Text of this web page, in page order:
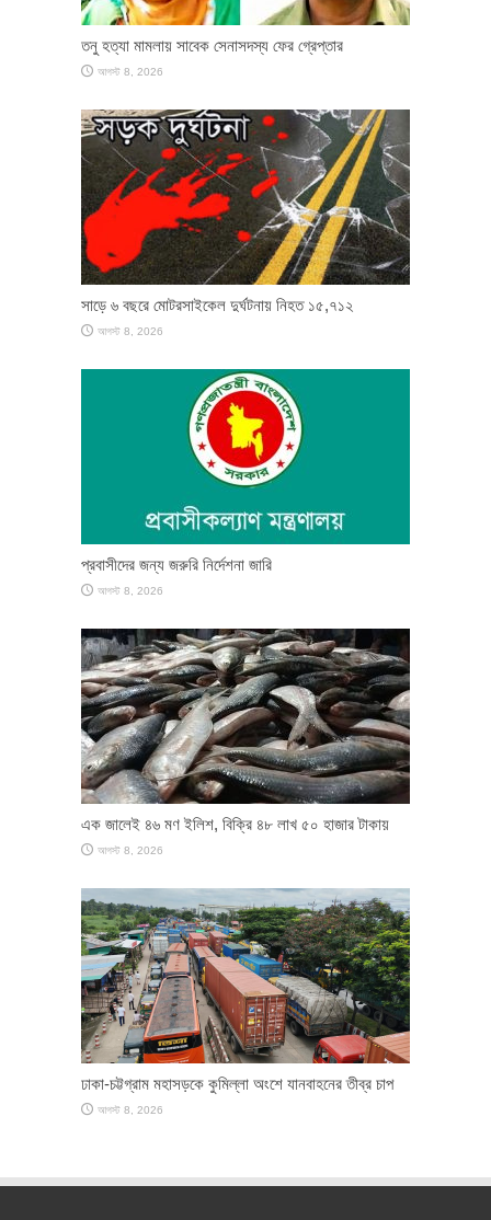
তনু হত্যা মামলায় সাবেক সেনাসদস্য ফের গ্রেপ্তার
আগস্ট 8, 2026
সাড়ে ৬ বছরে মোটরসাইকেল দুর্ঘটনায় নিহত ১৫,৭১২
আগস্ট 8, 2026
প্রবাসীদের জন্য জরুরি নির্দেশনা জারি
আগস্ট 8, 2026
এক জালেই ৪৬ মণ ইলিশ, বিক্রি ৪৮ লাখ ৫০ হাজার টাকায়
আগস্ট 8, 2026
ঢাকা-চট্টগ্রাম মহাসড়কে কুমিল্লা অংশে যানবাহনের তীব্র চাপ
আগস্ট 8, 2026